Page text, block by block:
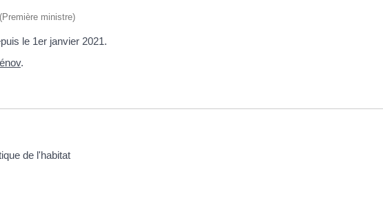
ministre)
le 1er janvier 2021.
.
de l'habitat